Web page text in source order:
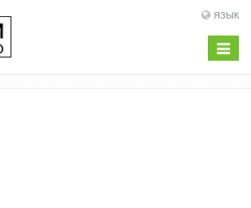
ЯЗЫК
Toggle